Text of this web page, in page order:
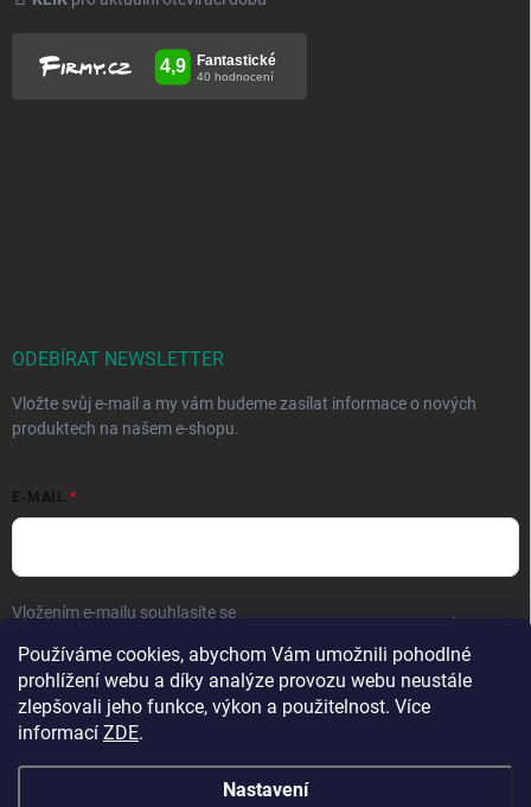
Používáme cookies, abychom Vám umožnili pohodlné
prohlížení webu a díky analýze provozu webu neustále
zlepšovali jeho funkce, výkon a použitelnost. Více
informací ZDE.
Nastavení
ODEBÍRAT NEWSLETTER
Vložte svůj e-mail a my vám budeme zasílat informace o nových
produktech na našem e-shopu.
E-MAIL
Vložením e-mailu souhlasíte se .
Přihlásit se